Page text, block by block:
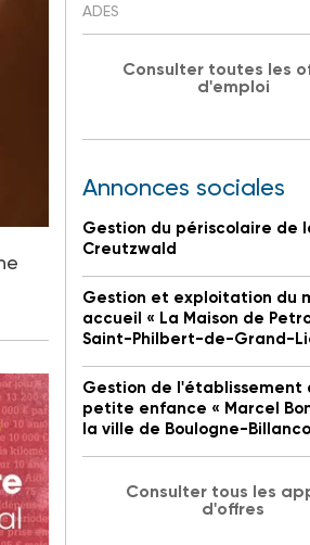
ADES
Consulter toutes les
d'emploi
Annonces sociales
Gestion du périscolaire de
Creutzwald
Gestion et exploitation du
accueil « La Maison de
Saint-Philbert-de-Grand-
Gestion de l'établissement
petite enfance « Marcel
la ville de Boulogne-
Consulter tous les
d'offres